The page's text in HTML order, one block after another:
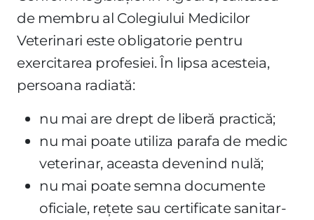
de membru al Colegiului Medicilor
Veterinari este obligatorie pentru
exercitarea profesiei. În lipsa acesteia,
persoana radiată:
nu mai are drept de liberă practică;
nu mai poate utiliza parafa de medic
veterinar, aceasta devenind nulă;
nu mai poate semna documente
oficiale, rețete sau certificate sanitar-